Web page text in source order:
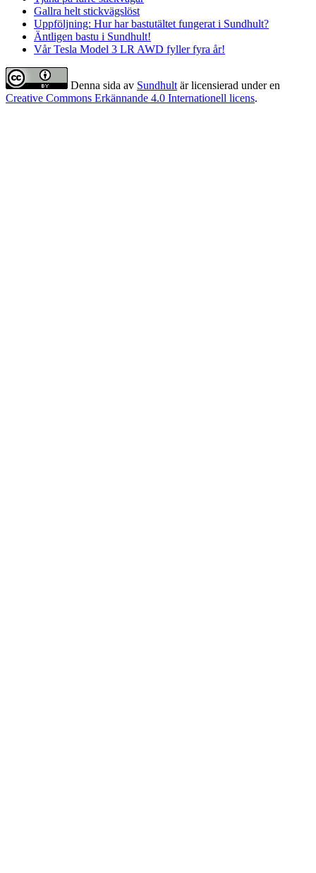
Gallra helt stickvägslöst
Uppföljning: Hur har bastutältet fungerat i Sundhult?
Äntligen bastu i Sundhult!
Vår Tesla Model 3 LR AWD fyller fyra år!
Denna sida av Sundhult är licensierad under en
Creative Commons Erkännande 4.0 Internationell licens.